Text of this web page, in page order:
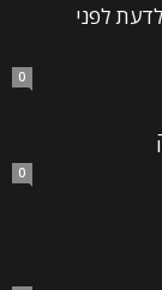
לפני
0
0